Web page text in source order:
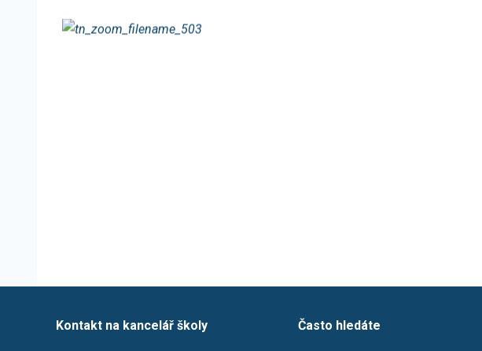
Kontakt na kancelář školy Často hledáte